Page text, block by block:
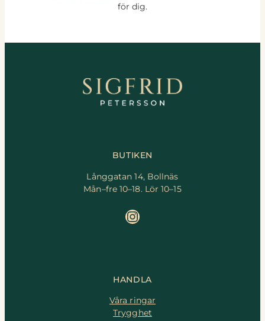
för dig.
BUTIKEN
Långgatan 14, Bollnäs
Mån–fre 10–18. Lör 10–15
Instagram
HANDLA
Våra ringar
Trygghet